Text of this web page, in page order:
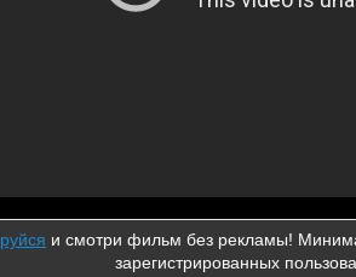
и смотри фильм без рекламы!
зарегистрированных